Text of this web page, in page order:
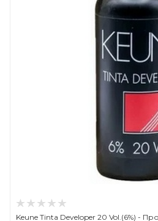
Keune Tinta Developer 20 Vol.(6%) -